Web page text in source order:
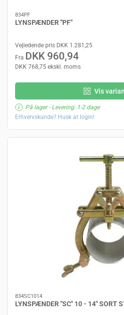
834PF
LYNSPÆNDER "PF"
Vejledende pris DKK 1.281,25
Fra DKK 960,94
DKK 768,75 ekskl. moms
Vis
På lager- Levering: 1-2 dage
Erhvervskunde? Husk at login!
834SC1014
LYNSPÆNDER "SC" 10 - 14" SORT